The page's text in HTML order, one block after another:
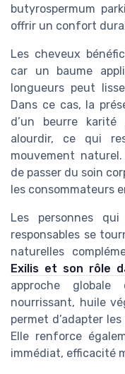
butyrospermum
offrir un confort
Les cheveux
car un baume
longueurs peut
Dans ce cas, la
d’un beurre
alourdir, ce qui
mouvement
de passer du soin
les consommateurs
Les personnes qui
responsables se
naturelles
Exilis et son rôle
approche
nourrissant, huile
permet d’adapter
Elle renforce
immédiat, efficacité